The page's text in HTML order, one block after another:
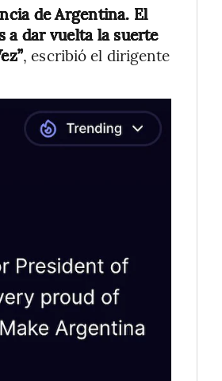
de Argentina. El
a dar vuelta la suerte
, escribió el dirigente